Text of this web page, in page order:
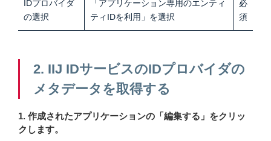
IDプロバイダ
の選択
「アプリケーション専用のエンティ
ティIDを利用」を選択
必
須
2. IIJ IDサービスのIDプロバイダの
メタデータを取得する
1. 作成されたアプリケーションの「編集する」をクリッ
クします。